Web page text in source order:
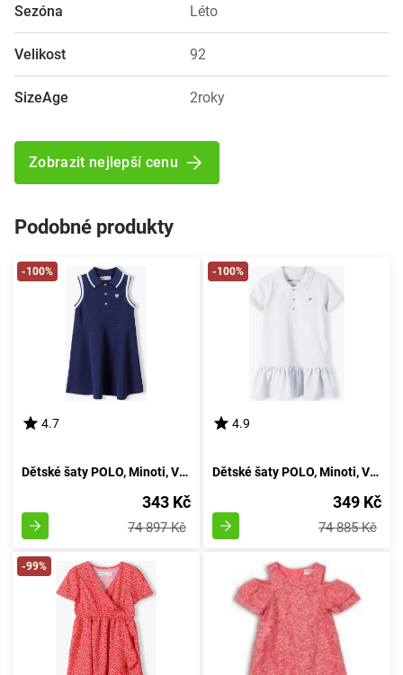
Sezóna Léto
Velikost 92
SizeAge 2roky
Zobrazit nejlepší cenu
Podobné produkty
-100%
4.7
Dětské šaty POLO, Minoti, Velikost 14polo 13, Dívčí - 98/104 | Věk 3-4 let
343 Kč
74 897 Kč
-100%
4.9
Dětské šaty POLO, Minoti, Velikost 14, Dívčí - 98/104 | 3/4 roky
349 Kč
74 885 Kč
-99%